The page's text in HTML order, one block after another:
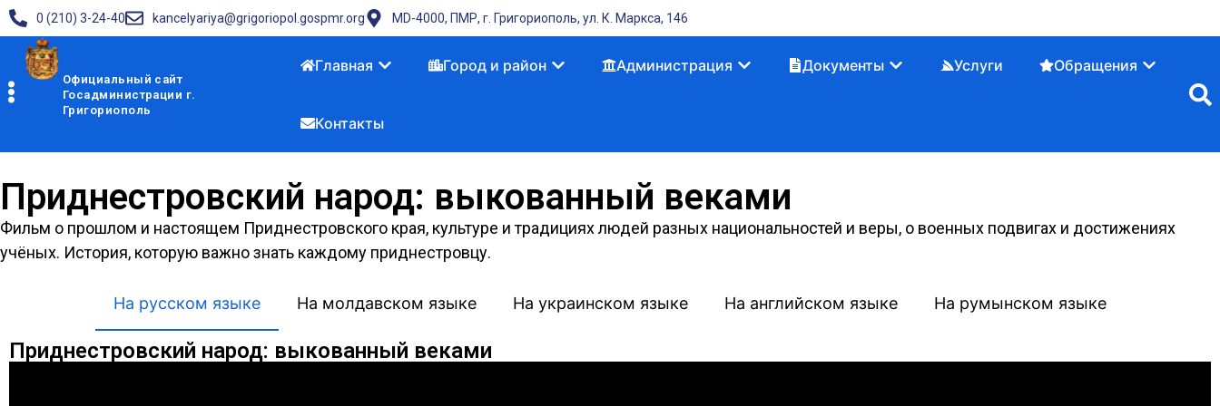
0 (210) 3-24-40 kancelyariya@grigoriopol.gospmr.org MD-4000, ПМР, г. Григориополь, ул. К. Маркса, 146
Официальный сайт
Госадминистрации г.
Григориополь
Главная Город и район Администрация Документы Услуги Обращения
Контакты
Приднестровский народ: выкованный веками
Фильм о прошлом и настоящем Приднестровского края, культуре и традициях людей разных национальностей и веры, о военных подвигах и достижениях
учёных. История, которую важно знать каждому приднестровцу.
На русском языке На молдавском языке На украинском языке На английском языке На румынском языке
Приднестровский народ: выкованный веками